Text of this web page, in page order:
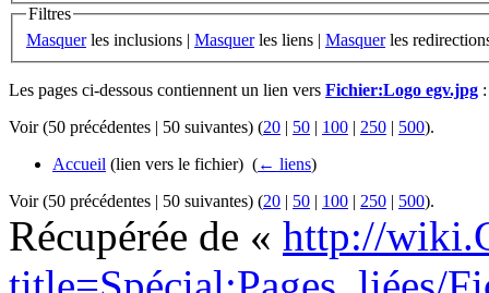
Filtres
Masquerles inclusions | Masquerles liens | Masquerles
Les pages ci-dessous contiennent un lien vers Fichier:Logo egv.jpg :
Voir (50 précédentes | 50 suivantes) (20 | 50 | 100 | 250 | 500).
Accueil (lien vers le fichier) ‎ (← liens)
Voir (50 précédentes | 50 suivantes) (20 | 50 | 100 | 250 | 500).
Récupérée de « http://